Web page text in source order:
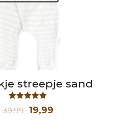
streepje sand
Waardering
5.00
39,99 Oorspronkelijke
19,99Huidige